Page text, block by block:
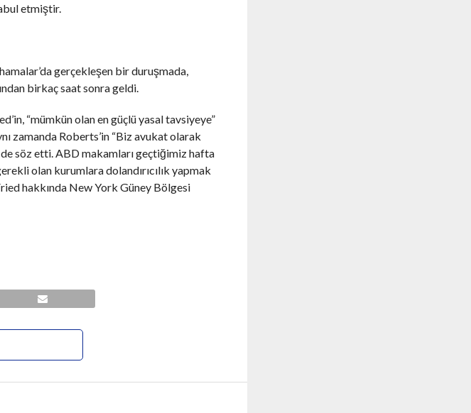
etmiştir.
gerçekleşen bir duruşmada,
birkaç saat sonra geldi.
“mümkün olan en güçlü yasal tavsiyeye”
zamanda Roberts’in “Biz avukat olarak
söz etti. ABD makamları geçtiğimiz hafta
olan kurumlara dolandırıcılık yapmak
hakkında New York Güney Bölgesi